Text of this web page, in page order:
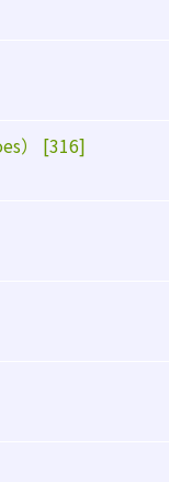
） [316]